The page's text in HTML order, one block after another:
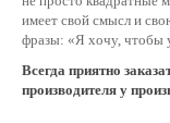
имеет свой смысл и
фразы: «Я хочу, чтобы
Всегда приятно
производителя у